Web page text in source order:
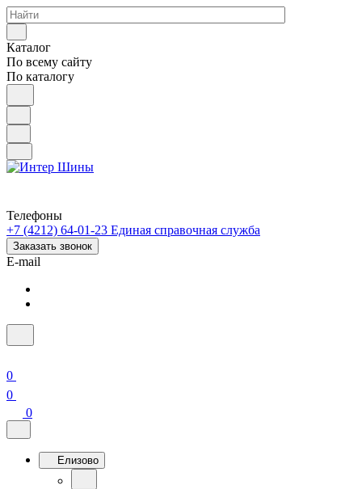
Каталог
По всему сайту
По каталогу
Телефоны
+7 (4212) 64-01-23 Единая справочная служба
Заказать звонок
E-mail
0
0
0
Елизово